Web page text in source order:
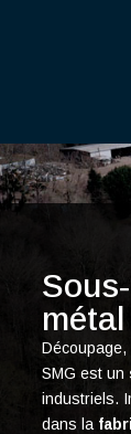
métal
SMG est un
industriels.
dans la